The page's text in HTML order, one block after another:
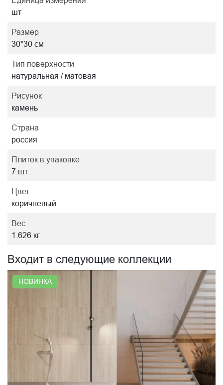
шт
Размер
30*30 см
Тип поверхности
натуральная / матовая
Рисунок
камень
Страна
россия
Плиток в упаковке
7 шт
Цвет
коричневый
Вес
1.626 кг
Входит в следующие коллекции
НОВИНКА